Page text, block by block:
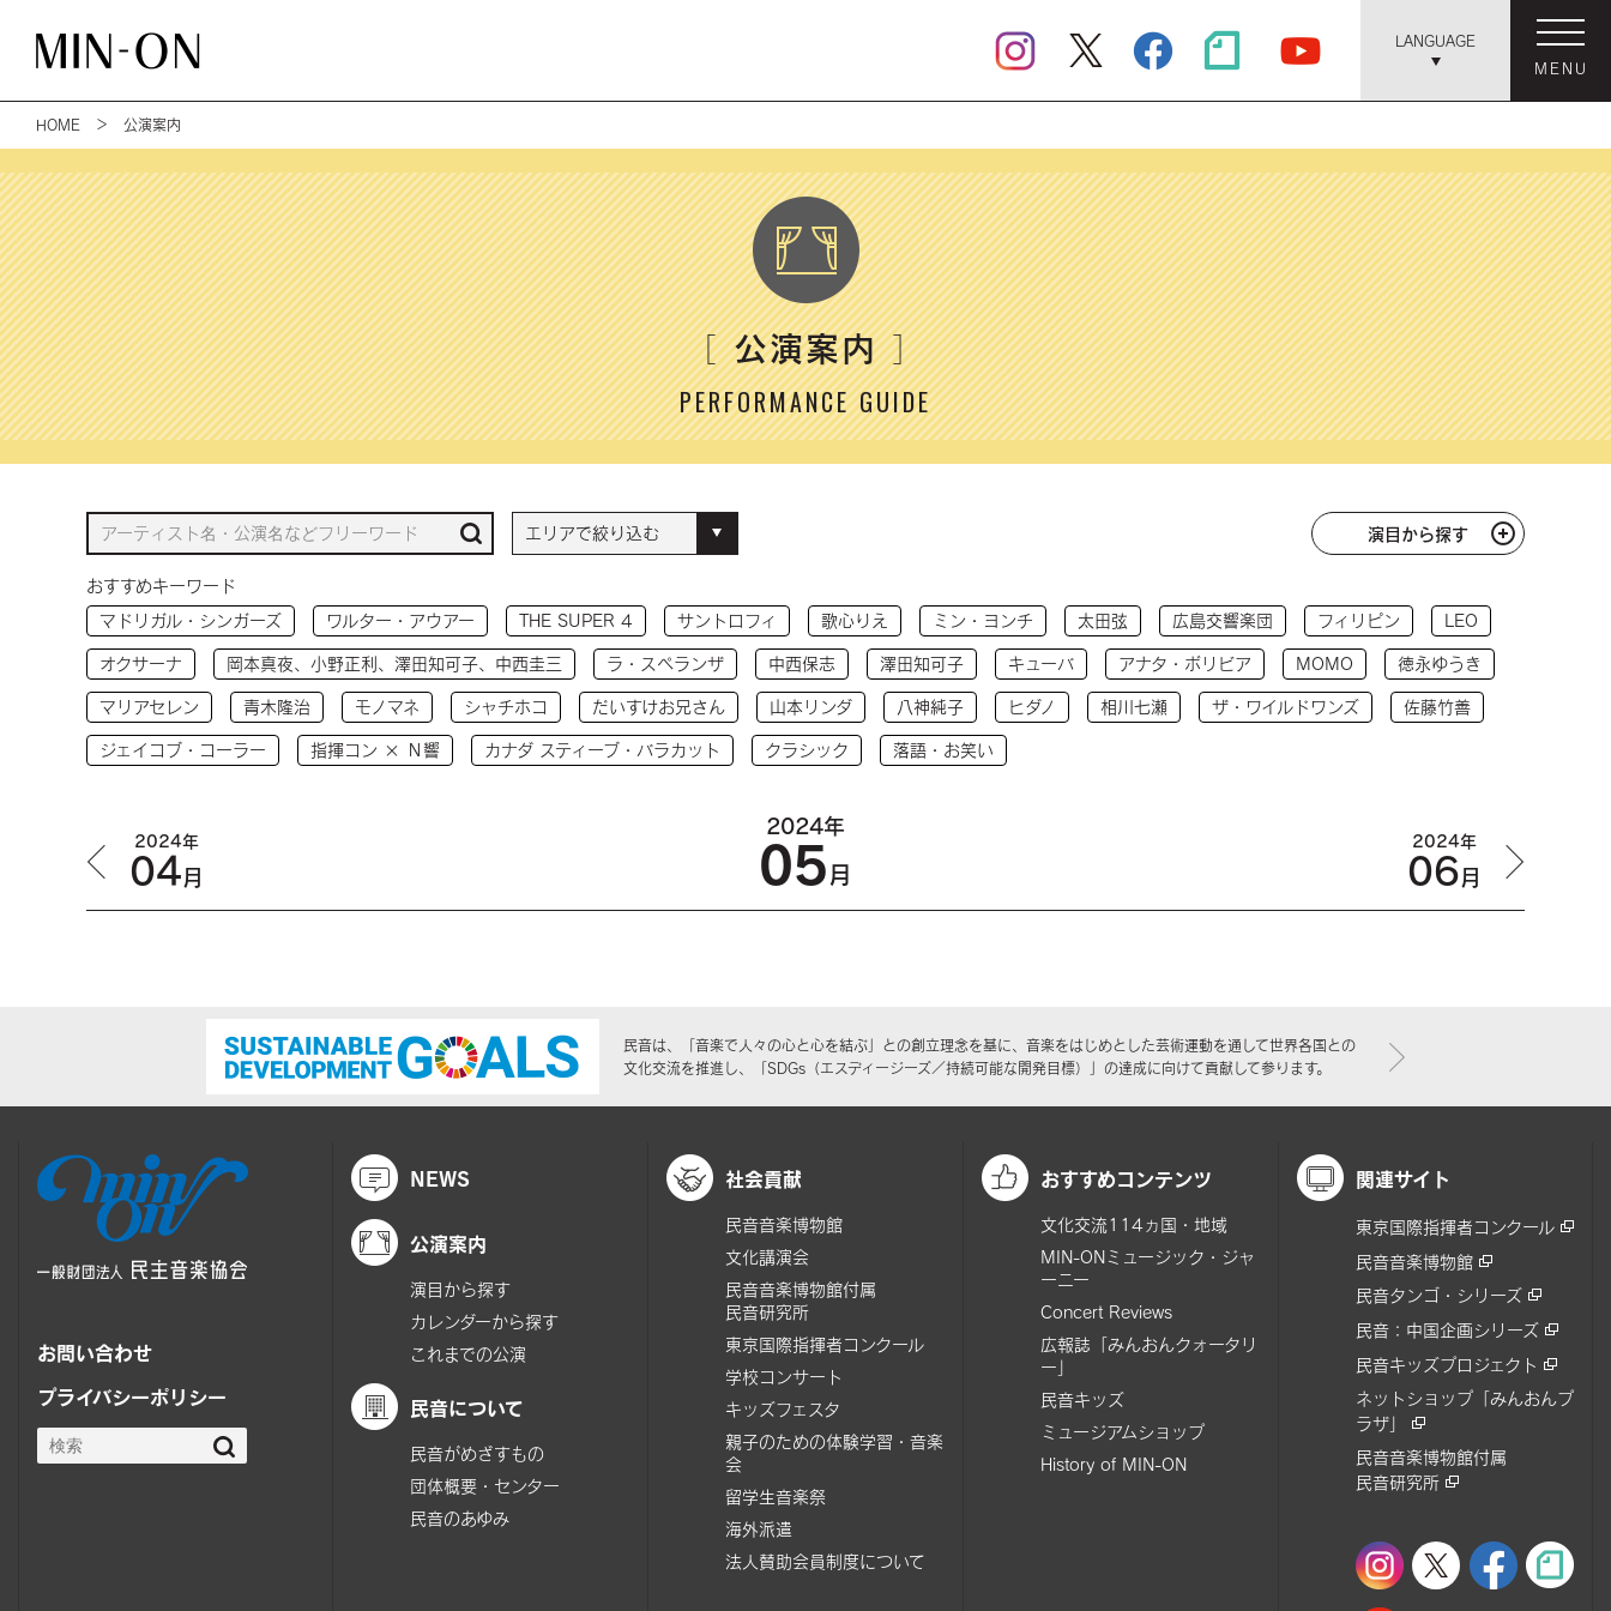
LANGUAGE
MENU
HOME ＞ 公演案内
［公演案内］
PERFORMANCE GUIDE
演目から探す
おすすめキーワード
マドリガル・シンガーズ
ワルター・アウアー THE SUPER 4 サントロフィ 歌心りえ ミン・ヨンチ 太田弦 広島交響楽団 フィリピン LEO
オクサーナ 岡本真夜、小野正利、澤田知可子、中西圭三 ラ・スペランザ 中西保志 澤田知可子 キューバ アナタ・ボリビア MOMO 徳永ゆうき
マリアセレン 青木隆治 モノマネ シャチホコ だいすけお兄さん 山本リンダ 八神純子 ヒダノ 相川七瀬 ザ・ワイルドワンズ 佐藤竹善
ジェイコブ・コーラー 指揮コン × Ｎ響 カナダ スティーブ・バラカット クラシック 落語・お笑い
2024年
04月
2024年
05月
2024年
06月
民音は、「音楽で人々の心と心を結ぶ」との創立理念を基に、音楽をはじめとした芸術運動を通して世界各国との
文化交流を推進し、「SDGs（エスディージーズ／持続可能な開発目標）」の達成に向けて貢献して参ります。
お問い合わせ
プライバシーポリシー
NEWS
公演案内
演目から探す
カレンダーから探す
これまでの公演
民音について
民音がめざすもの
団体概要・センター
民音のあゆみ
社会貢献
民音音楽博物館
文化講演会
民音音楽博物館付属
民音研究所
東京国際指揮者コンクール
学校コンサート
キッズフェスタ
親子のための体験学習・音楽
会
留学生音楽祭
海外派遣
法人賛助会員制度について
おすすめコンテンツ
文化交流114ヵ国・地域
MIN-ONミュージック・ジャ
ーニー
Concert Reviews
広報誌「みんおんクォータリ
ー」
民音キッズ
ミュージアムショップ
History of MIN-ON
関連サイト
東京国際指揮者コンクール
民音音楽博物館
民音タンゴ・シリーズ
民音：中国企画シリーズ
民音キッズプロジェクト
ネットショップ「みんおんプ
ラザ」
民音音楽博物館付属
民音研究所